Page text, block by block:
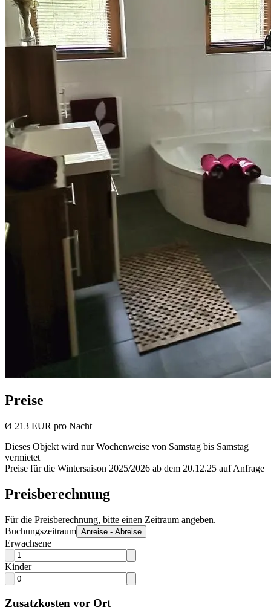
Preise
Ø 213 EUR pro Nacht
Dieses Objekt wird nur Wochenweise von Samstag bis Samstag
vermietet
Preise für die Wintersaison 2025/2026 ab dem 20.12.25 auf Anfrage
Preisberechnung
Für die Preisberechnung, bitte einen Zeitraum angeben.
Buchungszeitraum Anreise - Abreise
Erwachsene
Kinder
Zusatzkosten vor Ort